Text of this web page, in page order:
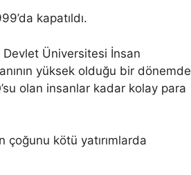
kapatıldı.
Devlet Üniversitesi İnsan
yüksek olduğu bir dönemde
olan insanlar kadar kolay para
çoğunu kötü yatırımlarda